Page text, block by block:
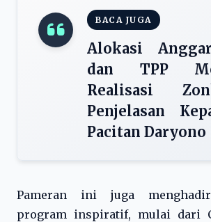
BACA JUGA
Alokasi
dan TPP
Realisasi
Penjelasan
Pacitan Daryono
Pameran ini juga
program inspiratif, mulai dari